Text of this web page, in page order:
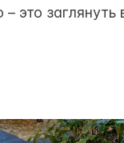
это заглянуть